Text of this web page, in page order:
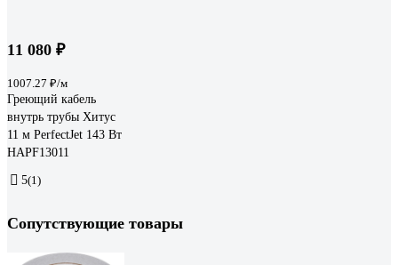
11 080 ₽
1007.27 ₽/м
Греющий кабель
внутрь трубы Хитус
11 м PerfectJet 143 Вт
HAPF13011
5(1)
Сопутствующие товары